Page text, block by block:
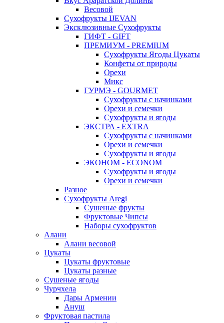
Весовой
Сухофрукты IJEVAN
Эксклюзивные Сухофрукты
ГИФТ - GIFT
ПРЕМИУМ - PREMIUM
Сухофрукты Ягоды Цукаты
Конфеты от природы
Орехи
Микс
ГУРМЭ - GOURMET
Сухофрукты с начинками
Орехи и семечки
Сухофрукты и ягоды
ЭКСТРА - EXTRA
Сухофрукты с начинками
Орехи и семечки
Сухофрукты и ягоды
ЭКОНОМ - ECONOM
Сухофрукты и ягоды
Орехи и семечки
Разное
Сухофрукты Aregi
Сушеные фрукты
Фруктовые Чипсы
Наборы сухофруктов
Алани
Алани весовой
Цукаты
Цукаты фруктовые
Цукаты разные
Сушеные ягоды
Чурчхела
Дары Армении
Ануш
Фруктовая пастила